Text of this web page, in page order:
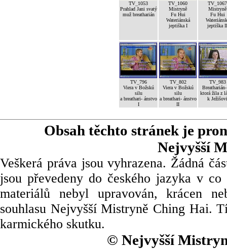
TV_1053
Prahlad Jani svatý
muž breatharián
TV_1060
Mistryně
Fu Hui
Wateriánská
jeptiška I
TV_1067
Mistryně
Fu Hui
jeptiška II
TV_796
Viera v Božskú
silu
a breathari- ánstvo
I
TV_802
Viera v Božskú
silu
a breathari- ánstvo
II
TV_983
ktorá žila z
k Ježišovi
Obsah těchto stránek je
Nejvyšší
Veškerá práva jsou vyhrazena. Žádná
jsou převedeny do českého jazyka v
materiálů nebyl upravován, krácen
souhlasu Nejvyšší Mistryně Ching Hai.
karmického skutku.
© Nejvyšší